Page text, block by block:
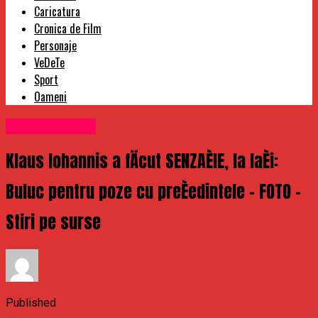
Caricatura
Cronica de Film
Personaje
VeDeTe
Sport
Oameni
Klaus Iohannis a fÄcut SENZAÈIE, la IaÈi:
Buluc pentru poze cu preÈedintele – FOTO –
Stiri pe surse
Published